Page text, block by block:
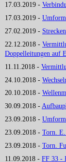
17.03.2019 -
17.03.2019 -
27.02.2019 -
22.12.2018 -
Doppelleitungen auf
11.11.2018 -
24.10.2018 -
20.10.2018 -
30.09.2018 -
23.09.2018 -
23.09.2018 - Torn.
23.09.2018 - Torn.
11.09.2018 - FF 33 -